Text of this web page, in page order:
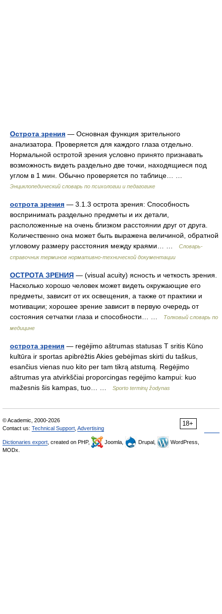
Острота зрения — Основная функция зрительного
анализатора. Проверяется для каждого глаза отдельно.
Нормальной остротой зрения условно принято признавать
возможность видеть раздельно две точки, находящиеся под
углом в 1 мин. Обычно проверяется по таблице… …
Энциклопедический словарь по психологии и педагогике
острота зрения — 3.1.3 острота зрения: Способность
воспринимать раздельно предметы и их детали,
расположенные на очень близком расстоянии друг от друга.
Количественно она может быть выражена величиной, обратной
угловому размеру расстояния между краями… …
Словарь-
справочник терминов нормативно-технической документации
ОСТРОТА ЗРЕНИЯ — (visual acuity) ясность и четкость зрения.
Насколько хорошо человек может видеть окружающие его
предметы, зависит от их освещения, а также от практики и
мотивации; хорошее зрение зависит в первую очередь от
состояния сетчатки глаза и способности… …
Толковый словарь по
медицине
острота зрения — regėjimo aštrumas statusas T sritis Kūno
kultūra ir sportas apibrėžtis Akies gebėjimas skirti du taškus,
esančius vienas nuo kito per tam tikrą atstumą. Regėjimo
aštrumas yra atvirkščiai proporcingas regėjimo kampui: kuo
mažesnis šis kampas, tuo… …
Sporto terminų žodynas
18+
© Academic, 2000-2026
Contact us: Technical Support Advertising
Dictionaries export , created on PHP, Joomla, Drupal,
WordPress,
MODx.